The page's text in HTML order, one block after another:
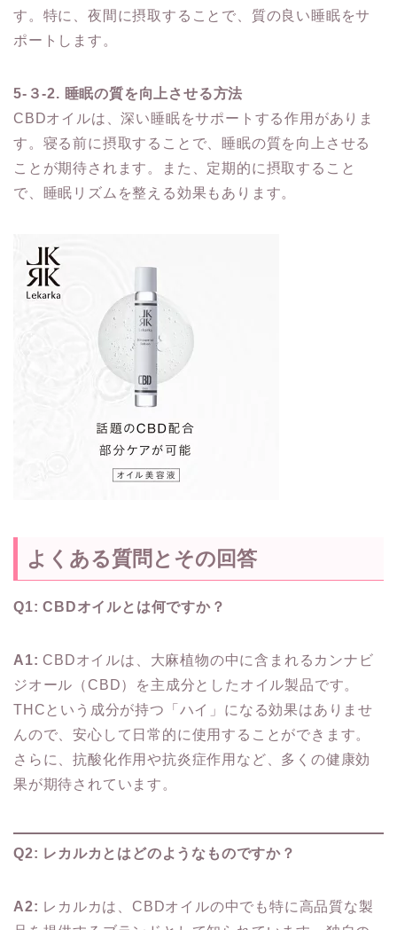
す。特に、夜間に摂取することで、質の良い睡眠をサ
ポートします。
5-３-2. 睡眠の質を向上させる方法
CBDオイルは、深い睡眠をサポートする作用がありま
す。寝る前に摂取することで、睡眠の質を向上させる
ことが期待されます。また、定期的に摂取すること
で、睡眠リズムを整える効果もあります。
よくある質問とその回答
Q1: CBDオイルとは何ですか？
A1: CBDオイルは、大麻植物の中に含まれるカンナビ
ジオール（CBD）を主成分としたオイル製品です。
THCという成分が持つ「ハイ」になる効果はありませ
んので、安心して日常的に使用することができます。
さらに、抗酸化作用や抗炎症作用など、多くの健康効
果が期待されています。
Q2: レカルカとはどのようなものですか？
A2: レカルカは、CBDオイルの中でも特に高品質な製